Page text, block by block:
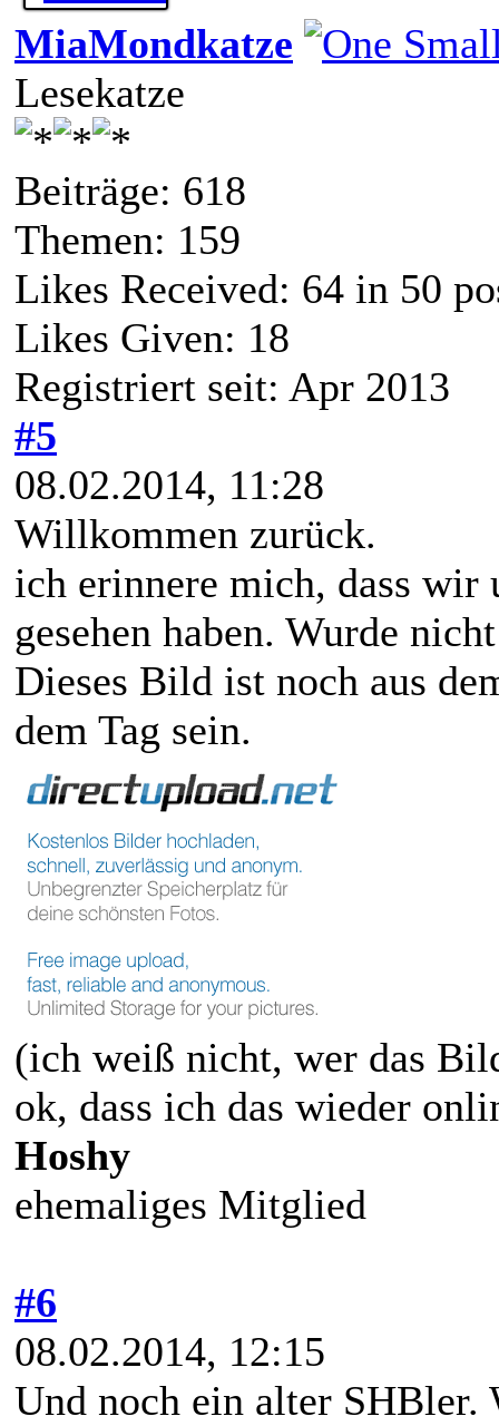
MiaMondkatze
Lesekatze
Beiträge: 618
Themen: 159
Likes Received: 64 in 50
Likes Given: 18
Registriert seit: Apr 2013
#5
08.02.2014, 11:28
Willkommen zurück.
ich erinnere mich, dass
gesehen haben. Wurde
Dieses Bild ist noch aus
dem Tag sein.
(ich weiß nicht, wer das
ok, dass ich das wieder
Hoshy
ehemaliges Mitglied
#6
08.02.2014, 12:15
Und noch ein alter